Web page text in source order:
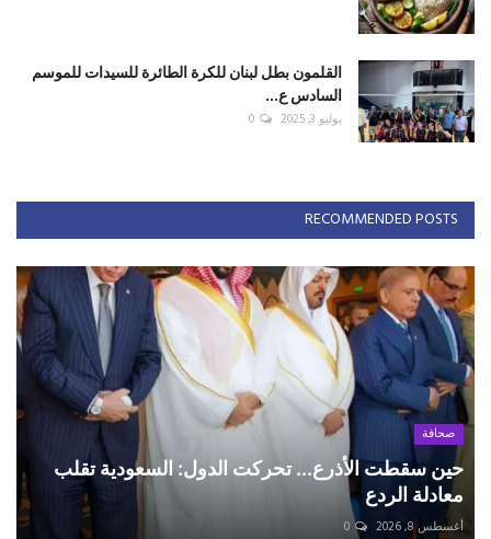
القلمون بطل لبنان للكرة الطائرة للسيدات للموسم
السادس ع...
يوليو 3, 2025 0
RECOMMENDED POSTS
صحافة
حين سقطت الأذرع... تحركت الدول: السعودية تقلب
معادلة الردع
أغسطس 8, 2026 0